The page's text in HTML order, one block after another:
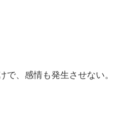
で、感情も発生させない。